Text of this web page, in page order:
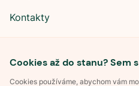
Cookies až do stanu? Sem
Cookies používáme, abychom vám
Kontakty